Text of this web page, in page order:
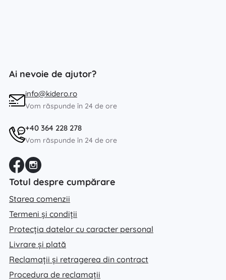
Ai nevoie de ajutor?
info@kidero.ro
Vom răspunde în 24 de ore
+40 364 228 278
Vom răspunde în 24 de ore
Totul despre cumpărare
Starea comenzii
Termeni și condiții
Protecția datelor cu caracter personal
Livrare și plată
Reclamații și retragerea din contract
Procedura de reclamații